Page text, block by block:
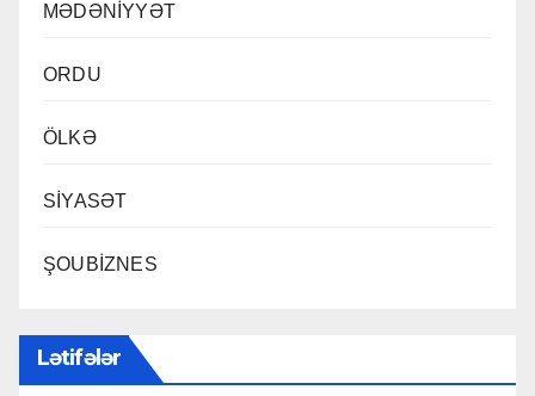
MƏDƏNİYYƏT
ORDU
ÖLKƏ
SİYASƏT
ŞOUBİZNES
Lətifələr